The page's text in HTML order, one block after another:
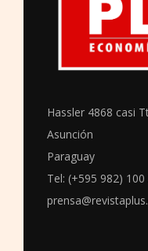
Hassler 4868 casi
Asunción
Paraguay
Tel: (+595 982) 100